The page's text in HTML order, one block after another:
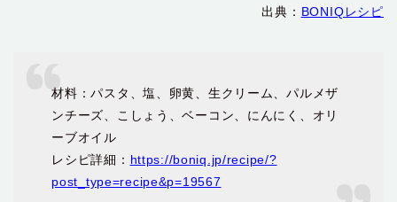
出典： BONIQレシピ
材料：パスタ、塩、卵黄、生クリーム、パルメザ
ンチーズ、こしょう、ベーコン、にんにく、オリ
ーブオイル
レシピ詳細： https://boniq.jp/recipe/?
post_type=recipe&p=19567